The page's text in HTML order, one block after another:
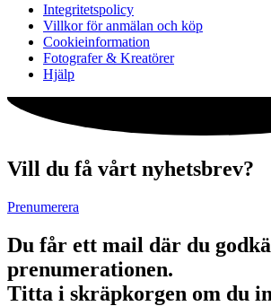
Integritetspolicy
Villkor för anmälan och köp
Cookieinformation
Fotografer & Kreatörer
Hjälp
Vill du få vårt nyhetsbrev?
Prenumerera
Du får ett mail där du
prenumerationen.
Titta i skräpkorgen om du